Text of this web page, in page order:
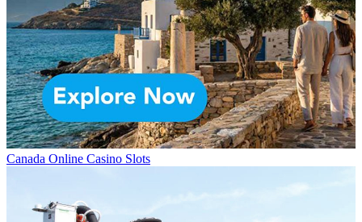
Canada Online Casino Slots